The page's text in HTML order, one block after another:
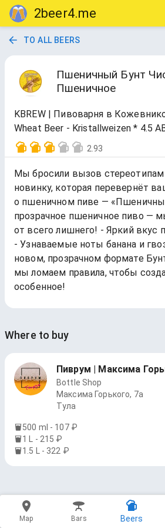
2beer4.me
TO ALL BEERS
Пшеничный Бунт
Пшеничное
KBREW | Пивоварня в
Wheat Beer - Kristallweizen * 4.5
2.93
Мы бросили вызов
новинку, которая перевернёт
о пшеничном пиве —
прозрачное пшеничное пиво —
от всего лишнего! - Яркий вкус
- Узнаваемые ноты банана и
новом, прозрачном формате
мы ломаем правила, чтобы
особенное!
Where to buy
Пиврум | Максима
Bottle Shop
Максима Горького, 7а
Тула
500 ml - 107 ₽
1 L - 215 ₽
1.5 L - 322 ₽
Map Bars Beers